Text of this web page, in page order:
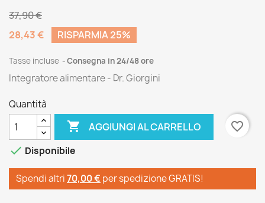
37,90 €
28,43 €
RISPARMIA 25%
Tasse incluse Consegna in 24/48 ore
Integratore alimentare - Dr. Giorgini
Quantità
 AGGIUNGI AL CARRELLO
favorite_border
 Disponibile
Spendi altri70,00 € per spedizione GRATIS!